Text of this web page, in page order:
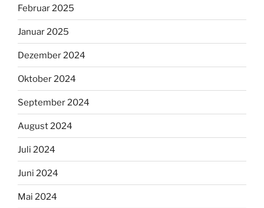
Februar 2025
Januar 2025
Dezember 2024
Oktober 2024
September 2024
August 2024
Juli 2024
Juni 2024
Mai 2024